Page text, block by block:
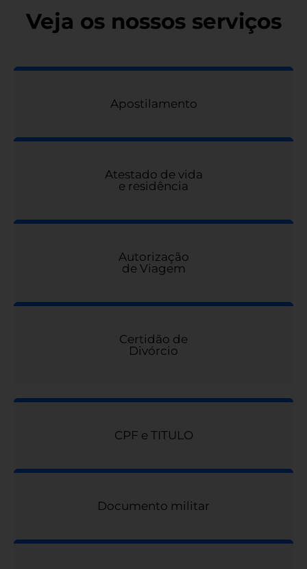
Veja os nossos serviços
Apostilamento
Atestado de vida
e residência
Autorização
de Viagem
Certidão de
Divórcio
CPF e TITULO
Documento militar